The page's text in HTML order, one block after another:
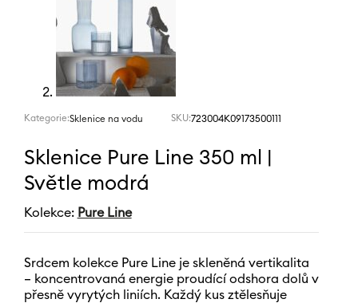
Kategorie:Sklenice na vodu SKU:723004K09173500111
Sklenice Pure Line 350 ml |
Světle modrá
Kolekce: Pure Line
Srdcem kolekce Pure Line je skleněná vertikalita
– koncentrovaná energie proudící odshora dolů v
přesně vyrytých liniích. Každý kus ztělesňuje